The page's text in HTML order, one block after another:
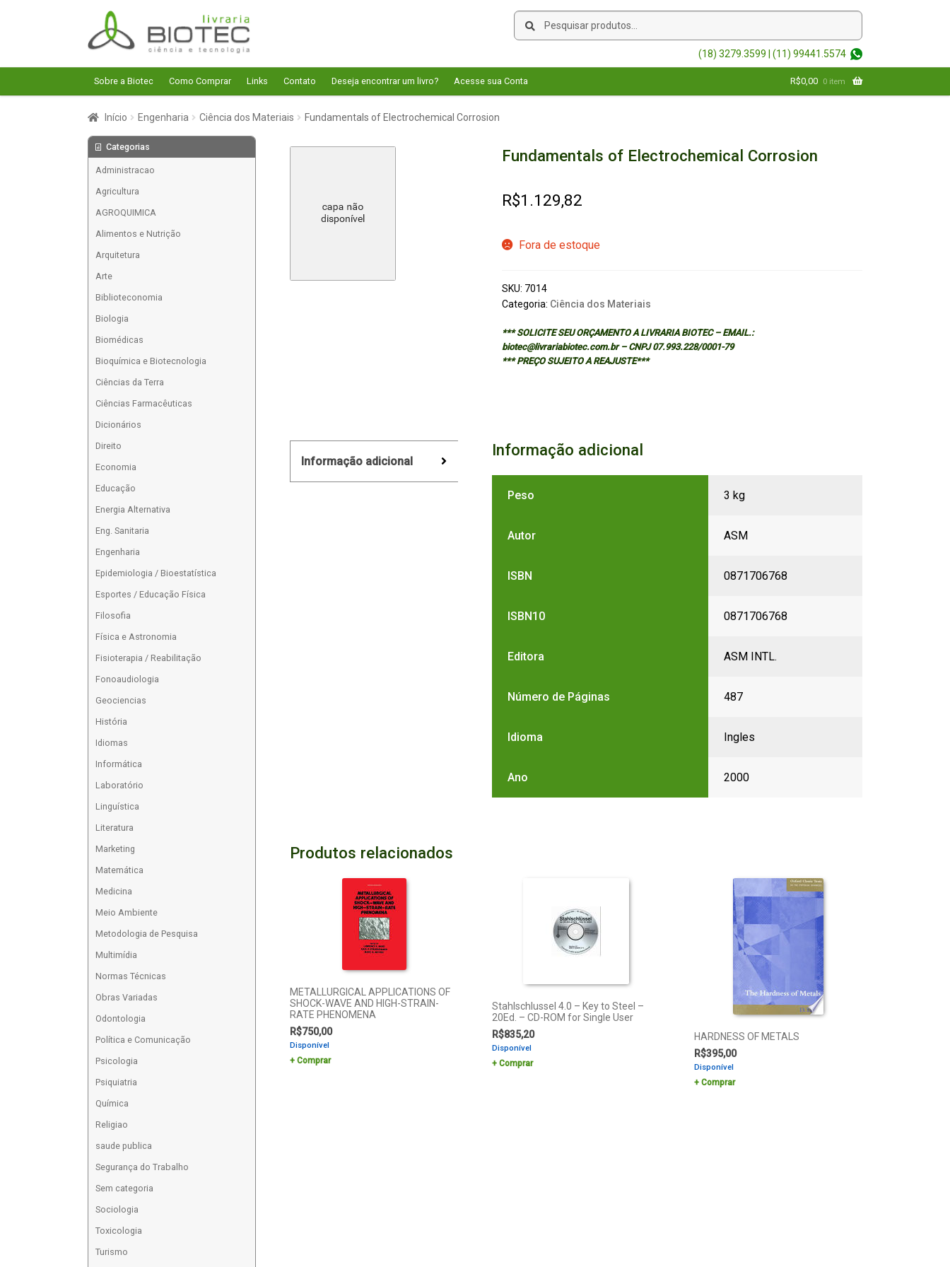
Pular
para
navegação
Pular
para
o
conteúdo
Pesquisar
Pesquisar
(18) 3279.3599 | (11) 99441.5574
Sobre a Biotec Como Comprar Links Contato Deseja encontrar um livro? Acesse sua Conta R$0,00 0 item
Início Engenharia Ciência dos Materiais Fundamentals of Electrochemical Corrosion
Fundamentals of Electrochemical Corrosion
R$1.129,82
Fora de estoque
SKU: 7014
Categoria: Ciência dos Materiais
*** SOLICITE SEU ORÇAMENTO A LIVRARIA BIOTEC – EMAIL.:
biotec@livrariabiotec.com.br – CNPJ 07.993.228/0001-79
*** PREÇO SUJEITO A REAJUSTE***
Informação adicional
Informação adicional
Peso 3 kg
Autor ASM
ISBN 0871706768
ISBN10 0871706768
Editora ASM INTL.
Número de Páginas 487
Idioma Ingles
Ano 2000
Produtos relacionados
METALLURGICAL APPLICATIONS OF
SHOCK-WAVE AND HIGH-STRAIN-
RATE PHENOMENA
R$750,00
Disponível
Comprar
Stahlschlussel 4.0 – Key to Steel –
20Ed. – CD-ROM for Single User
R$835,20
Disponível
Comprar
HARDNESS OF METALS
R$395,00
Disponível
Comprar
Categorias
Administracao
Agricultura
AGROQUIMICA
Alimentos e Nutrição
Arquitetura
Arte
Biblioteconomia
Biologia
Biomédicas
Bioquímica e Biotecnologia
Ciências da Terra
Ciências Farmacêuticas
Dicionários
Direito
Economia
Educação
Energia Alternativa
Eng. Sanitaria
Engenharia
Epidemiologia / Bioestatística
Esportes / Educação Física
Filosofia
Física e Astronomia
Fisioterapia / Reabilitação
Fonoaudiologia
Geociencias
História
Idiomas
Informática
Laboratório
Linguística
Literatura
Marketing
Matemática
Medicina
Meio Ambiente
Metodologia de Pesquisa
Multimídia
Normas Técnicas
Obras Variadas
Odontologia
Política e Comunicação
Psicologia
Psiquiatria
Química
Religiao
saude publica
Segurança do Trabalho
Sem categoria
Sociologia
Toxicologia
Turismo